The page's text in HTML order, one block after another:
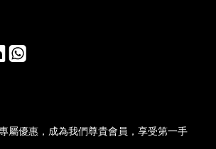
屬優惠，成為我們尊貴會員，享受第一手